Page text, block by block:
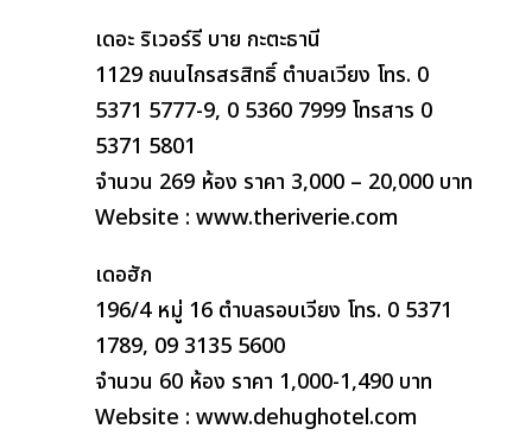
เดอะ ริเวอร์รี บาย กะตะธานี
1129 ถนนไกรสรสิทธิ์ ตำบลเวียง โทร. 0
5371 5777-9, 0 5360 7999 โทรสาร 0
5371 5801
จำนวน 269 ห้อง ราคา 3,000 – 20,000 บาท
Website : www.theriverie.com
เดอฮัก
196/4 หมู่ 16 ตำบลรอบเวียง โทร. 0 5371
1789, 09 3135 5600
จำนวน 60 ห้อง ราคา 1,000-1,490 บาท
Website : www.dehughotel.com